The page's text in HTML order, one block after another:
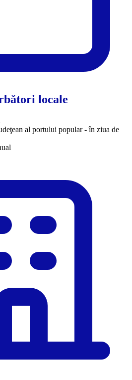
locale
al portului popular - în ziua de